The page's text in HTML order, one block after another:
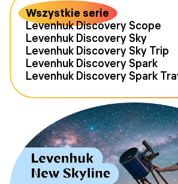
Wszystkie serie
Levenhuk Discovery Scope
Levenhuk Discovery Sky
Levenhuk Discovery Sky Trip
Levenhuk Discovery Spark
Levenhuk Discovery Spark